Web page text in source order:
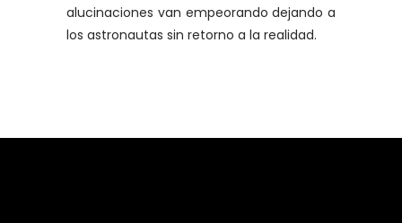
alucinaciones van empeorando dejando a
los astronautas sin retorno a la realidad.